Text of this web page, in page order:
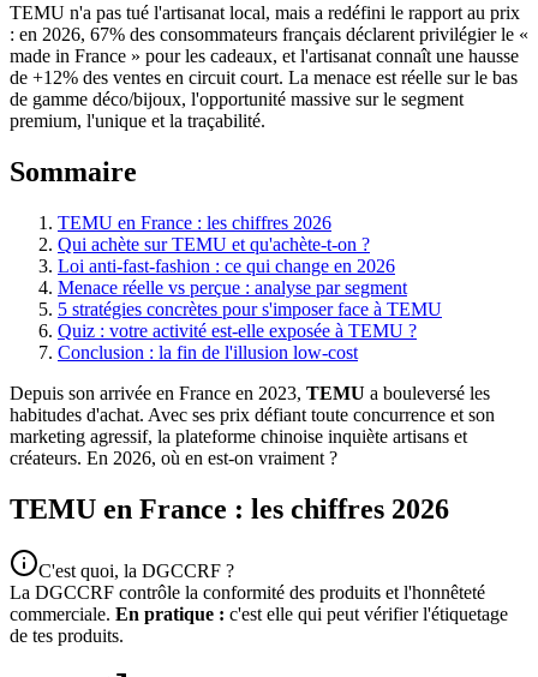
TEMU n'a pas tué l'artisanat local, mais a redéfini le rapport au prix
: en 2026, 67% des consommateurs français déclarent privilégier le «
made in France » pour les cadeaux, et l'artisanat connaît une hausse
de +12% des ventes en circuit court. La menace est réelle sur le bas
de gamme déco/bijoux, l'opportunité massive sur le segment
premium, l'unique et la traçabilité.
Sommaire
TEMU en France : les chiffres 2026
Qui achète sur TEMU et qu'achète-t-on ?
Loi anti-fast-fashion : ce qui change en 2026
Menace réelle vs perçue : analyse par segment
5 stratégies concrètes pour s'imposer face à TEMU
Quiz : votre activité est-elle exposée à TEMU ?
Conclusion : la fin de l'illusion low-cost
Depuis son arrivée en France en 2023, TEMU a bouleversé les
habitudes d'achat. Avec ses prix défiant toute concurrence et son
marketing agressif, la plateforme chinoise inquiète artisans et
créateurs. En 2026, où en est-on vraiment ?
TEMU en France : les chiffres 2026
C'est quoi, la DGCCRF ?
La DGCCRF contrôle la conformité des produits et l'honnêteté
commerciale. En pratique : c'est elle qui peut vérifier l'étiquetage
de tes produits.